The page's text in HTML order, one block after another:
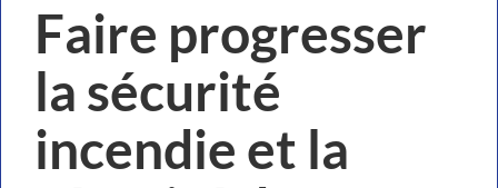
Faire progresser
la sécurité
incendie et la